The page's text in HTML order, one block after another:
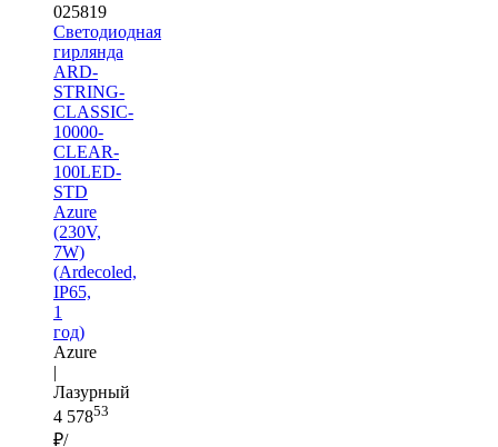
025819
Светодиодная
гирлянда
ARD-
STRING-
CLASSIC-
10000-
CLEAR-
100LED-
STD
Azure
(230V,
7W)
(Ardecoled,
IP65,
1
год)
Azure
|
Лазурный
4 57853
₽/